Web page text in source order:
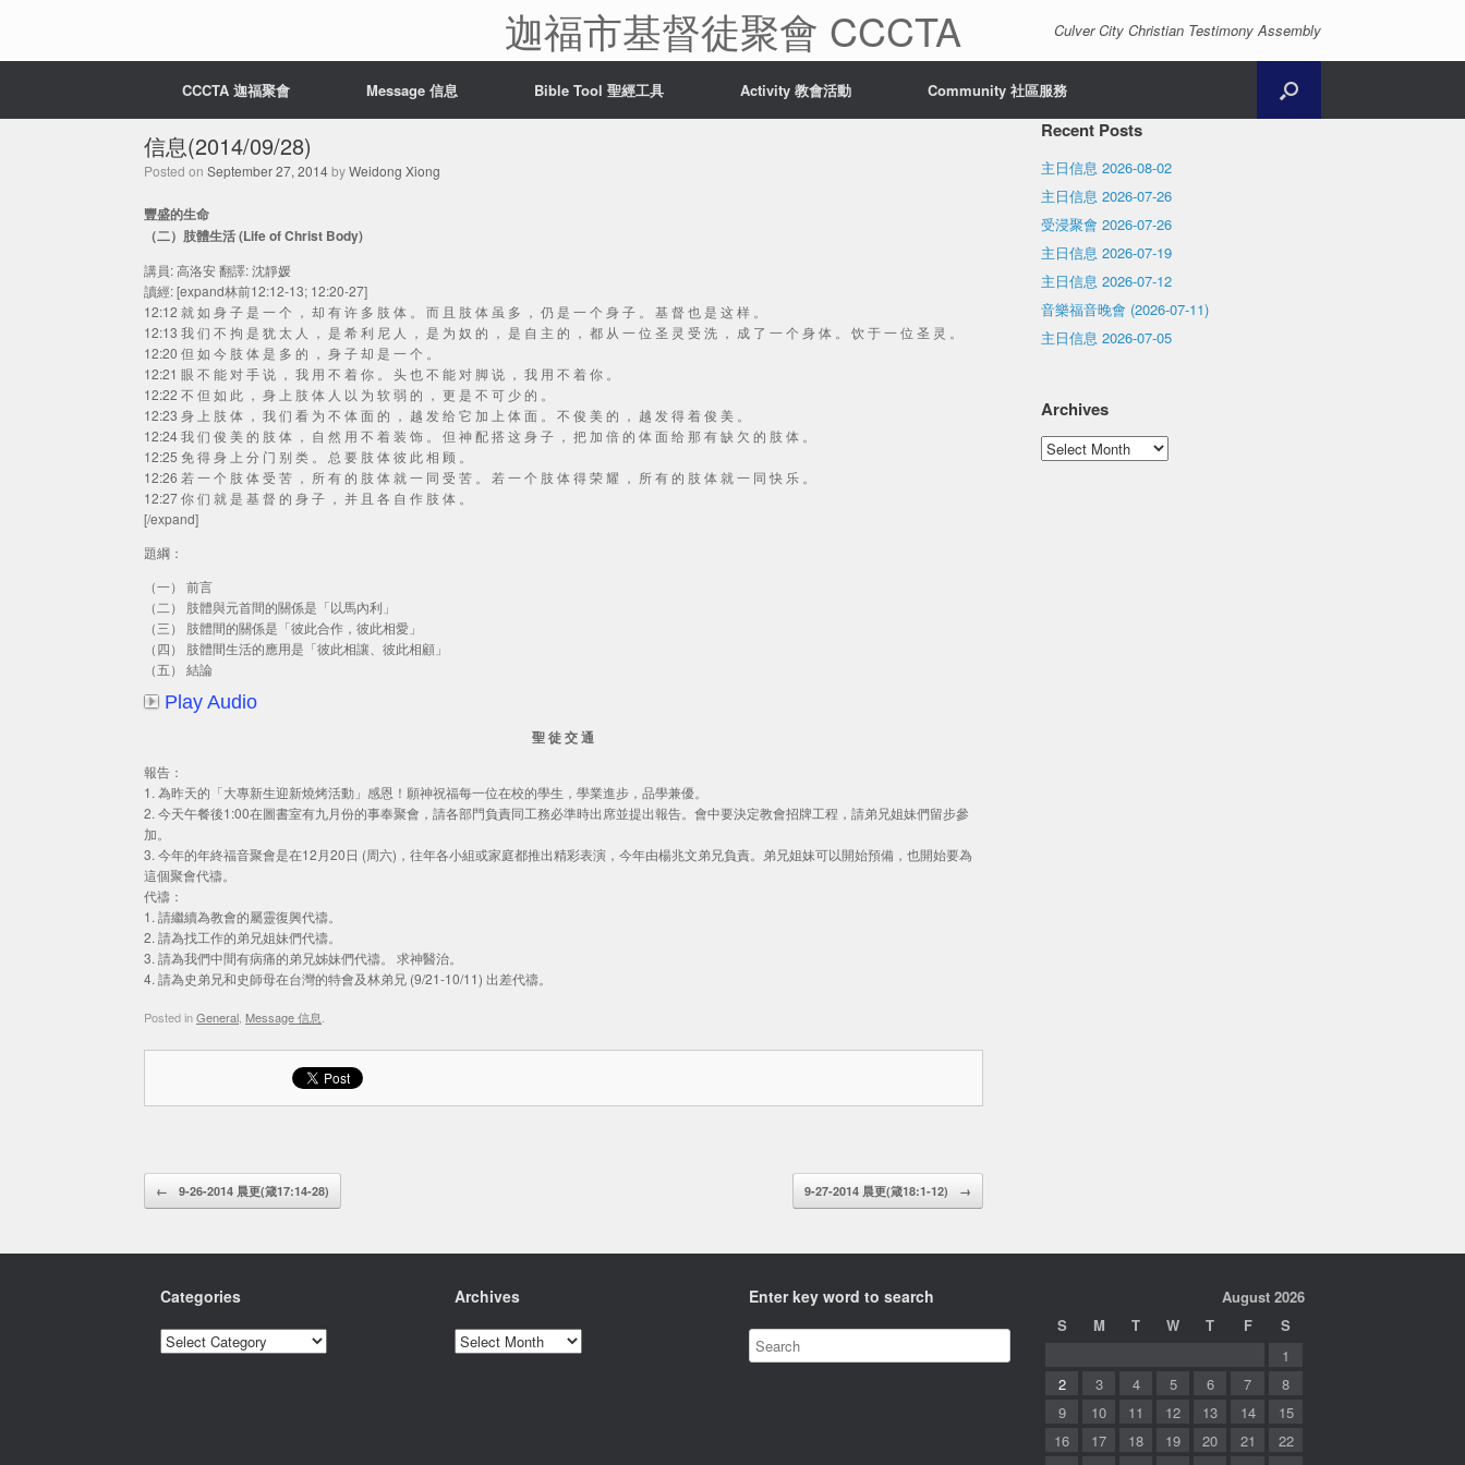
迦福市基督徒聚會 CCCTA Culver City Christian Testimony Assembly
CCCTA 迦福聚會 Message 信息 Bible Tool 聖經工具 Activity 教會活動 Community 社區服務
信息(2014/09/28)
Posted on September 27, 2014byWeidong Xiong
豐盛的生命
（二）肢體生活 (Life of Christ Body)
講員: 高洛安 翻譯: 沈靜媛
讀經: [expand林前12:12-13; 12:20-27]
12:12 就 如 身 子 是 一 个 ， 却 有 许 多 肢 体 。 而 且 肢 体 虽 多 ， 仍 是 一 个 身 子 。 基 督 也 是 这 样 。
12:13 我 们 不 拘 是 犹 太 人 ， 是 希 利 尼 人 ， 是 为 奴 的 ， 是 自 主 的 ， 都 从 一 位 圣 灵 受 洗 ， 成 了 一 个 身 体 。 饮 于 一 位 圣 灵 。
12:20 但 如 今 肢 体 是 多 的 ， 身 子 却 是 一 个 。
12:21 眼 不 能 对 手 说 ， 我 用 不 着 你 。 头 也 不 能 对 脚 说 ， 我 用 不 着 你 。
12:22 不 但 如 此 ， 身 上 肢 体 人 以 为 软 弱 的 ， 更 是 不 可 少 的 。
12:23 身 上 肢 体 ， 我 们 看 为 不 体 面 的 ， 越 发 给 它 加 上 体 面 。 不 俊 美 的 ， 越 发 得 着 俊 美 。
12:24 我 们 俊 美 的 肢 体 ， 自 然 用 不 着 装 饰 。 但 神 配 搭 这 身 子 ， 把 加 倍 的 体 面 给 那 有 缺 欠 的 肢 体 。
12:25 免 得 身 上 分 门 别 类 。 总 要 肢 体 彼 此 相 顾 。
12:26 若 一 个 肢 体 受 苦 ， 所 有 的 肢 体 就 一 同 受 苦 。 若 一 个 肢 体 得 荣 耀 ， 所 有 的 肢 体 就 一 同 快 乐 。
12:27 你 们 就 是 基 督 的 身 子 ， 并 且 各 自 作 肢 体 。
[/expand]
題綱：
（一） 前言
（二） 肢體與元首間的關係是「以馬內利」
（三） 肢體間的關係是「彼此合作，彼此相愛」
（四） 肢體間生活的應用是「彼此相讓、彼此相顧」
（五） 結論
Play Audio
聖 徒 交 通
報告：
1. 為昨天的「大專新生迎新燒烤活動」感恩！願神祝福每一位在校的學生，學業進步，品學兼優。
2. 今天午餐後1:00在圖書室有九月份的事奉聚會，請各部門負責同工務必準時出席並提出報告。會中要決定教會招牌工程，請弟兄姐妹們留步參
加。
3. 今年的年終福音聚會是在12月20日 (周六)，往年各小組或家庭都推出精彩表演，今年由楊兆文弟兄負責。弟兄姐妹可以開始預備，也開始要為
這個聚會代禱。
代禱：
1. 請繼續為教會的屬靈復興代禱。
2. 請為找工作的弟兄姐妹們代禱。
3. 請為我們中間有病痛的弟兄姊妹們代禱。 求神醫治。
4. 請為史弟兄和史師母在台灣的特會及林弟兄 (9/21-10/11) 出差代禱。
Posted inGeneral Message 信息
Post navigation
← 9-26-2014 晨更(箴17:14-28) 9-27-2014 晨更(箴18:1-12) →
Recent Posts
主日信息 2026-08-02
主日信息 2026-07-26
受浸聚會 2026-07-26
主日信息 2026-07-19
主日信息 2026-07-12
音樂福音晚會 (2026-07-11)
主日信息 2026-07-05
Archives
Archives
Categories
Categories
Archives
Archives
Enter key word to search
August 2026
S
M T W T F
S
1
2
3 4 5 6 7
8
9
10 11 12 13 14
15
16
17 18 19 20 21
22